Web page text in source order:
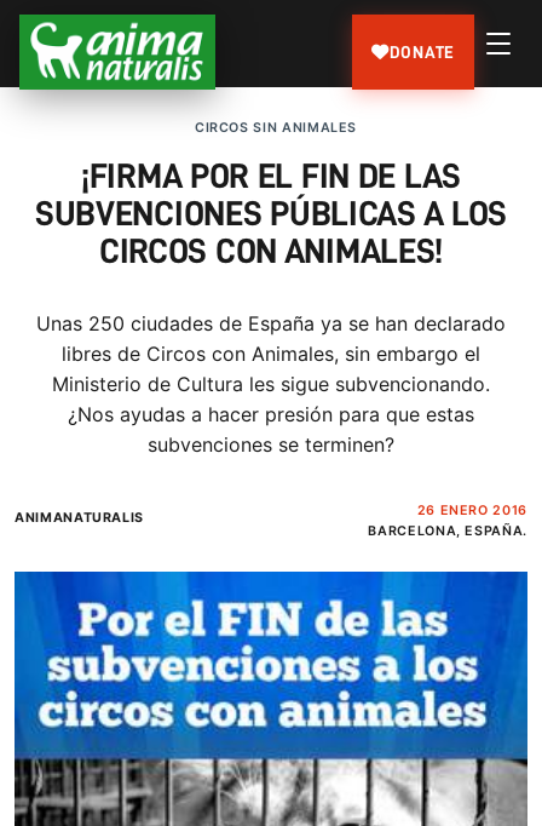
DONATE
CIRCOS SIN ANIMALES
¡FIRMA POR EL FIN DE LAS
SUBVENCIONES PÚBLICAS A LOS
CIRCOS CON ANIMALES!
Unas 250 ciudades de España ya se han declarado
libres de Circos con Animales, sin embargo el
Ministerio de Cultura les sigue subvencionando.
¿Nos ayudas a hacer presión para que estas
subvenciones se terminen?
ANIMANATURALIS
26 ENERO 2016
BARCELONA, ESPAÑA.